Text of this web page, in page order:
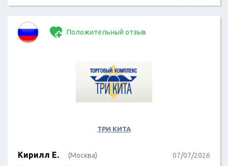
Положительный отзыв
ТРИ КИТА
Кирилл Е. (Москва)
07/07/2026